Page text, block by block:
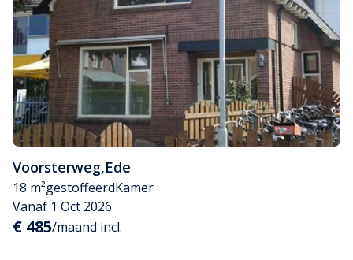
Voorsterweg,Ede
18 m²gestoffeerdKamer
Vanaf 1 Oct 2026
€ 485/maand incl.